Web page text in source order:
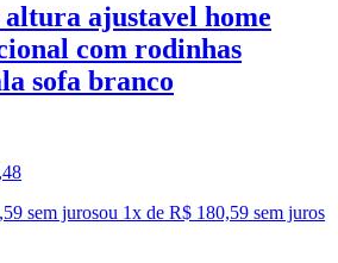
ajustavel home
com rodinhas
sofa branco
,48
sem jurosou 1x de R$ 180,59 sem juros